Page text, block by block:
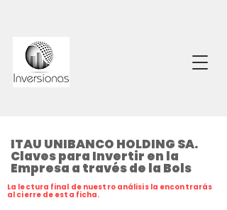
ITAU UNIBANCO HOLDING SA.
Claves para Invertir en la
Empresa a través de la Bols
La lectura final de nuestro análisis la encontrarás
al cierre de esta ficha.